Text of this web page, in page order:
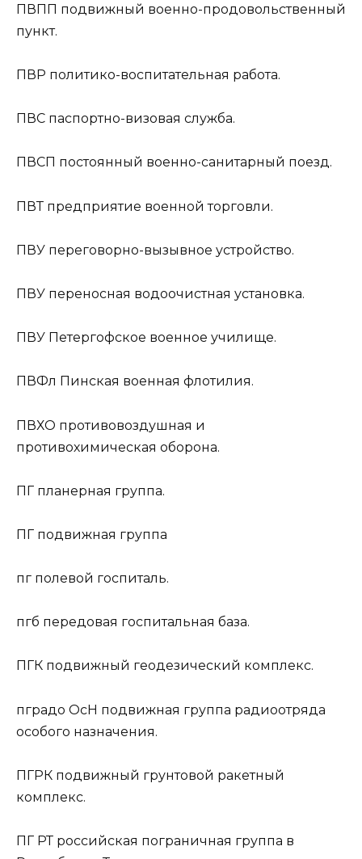
ПВПП подвижный военно-продовольственный
пункт.
ПВР политико-воспитательная работа.
ПВС паспортно-визовая служба.
ПВСП постоянный военно-санитарный поезд.
ПВТ предприятие военной торговли.
ПВУ переговорно-вызывное устройство.
ПВУ переносная водоочистная установка.
ПВУ Петергофское военное училище.
ПВФл Пинская военная флотилия.
ПВХО противовоздушная и
противохимическая оборона.
ПГ планерная группа.
ПГ подвижная группа
пг полевой госпиталь.
пгб передовая госпитальная база.
ПГК подвижный геодезический комплекс.
пградо ОсН подвижная группа радиоотряда
особого назначения.
ПГРК подвижный грунтовой ракетный
комплекс.
ПГ РТ российская пограничная группа в